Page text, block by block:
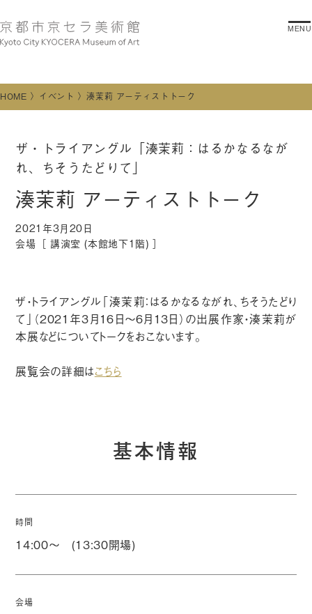
MENU
HOME イベント 湊茉莉 アーティストトーク
ザ・トライアングル「湊茉莉：はるかなるなが
れ、ちそうたどりて」
湊茉莉 アーティストトーク
2021年3月20日
会場［ 講演室 (本館地下1階) ］
ザ・トライアングル「湊茉莉：はるかなるながれ、ちそうたどり
て」（2021年3月16日〜6月13日）の出展作家・湊茉莉が
本展などについてトークをおこないます。
展覧会の詳細はこちら
基本情報
時間
14:00〜 (13:30開場)
会場